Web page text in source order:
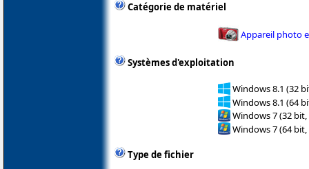
Catégorie de matériel
Appareil photo
Systèmes d'exploitation
Windows 8.1 (32
Windows 8.1 (64
Windows 7 (32 bit,
Windows 7 (64 bit,
Type de fichier